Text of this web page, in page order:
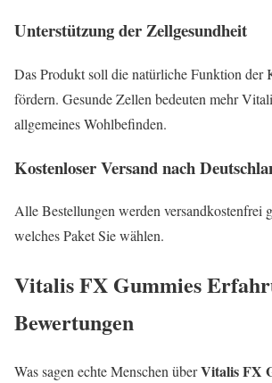
Unterstützung der Zellgesundheit
Das Produkt soll die natürliche Funktion der
fördern. Gesunde Zellen bedeuten mehr
allgemeines Wohlbefinden.
Kostenloser Versand nach
Alle Bestellungen werden versandkostenfrei
welches Paket Sie wählen.
Vitalis FX Gummies
Bewertungen
Was sagen echte Menschen überVitalis FX